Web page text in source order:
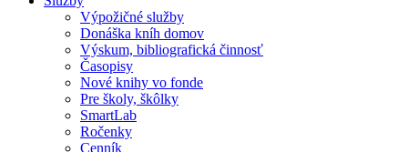
Výpožičné služby
Donáška kníh domov
Výskum, bibliografická činnosť
Časopisy
Nové knihy vo fonde
Pre školy, škôlky
SmartLab
Ročenky
Cenník